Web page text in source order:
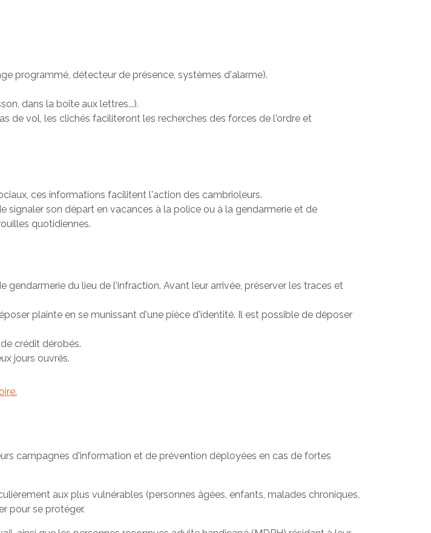
programmé, détecteur de présence, systèmes d'alarme).
dans la boîte aux lettres...).
de vol, les clichés faciliteront les recherches des forces de l'ordre et
ces informations facilitent l'action des cambrioleurs.
signaler son départ en vacances à la police ou à la gendarmerie et de
quotidiennes.
du lieu de l'infraction. Avant leur arrivée, préserver les traces et
plainte en se munissant d'une pièce d'identité. Il est possible de déposer
crédit dérobés.
jours ouvrés.
campagnes d'information et de prévention déployées en cas de fortes
aux plus vulnérables (personnes âgées, enfants, malades chroniques,
pour se protéger.